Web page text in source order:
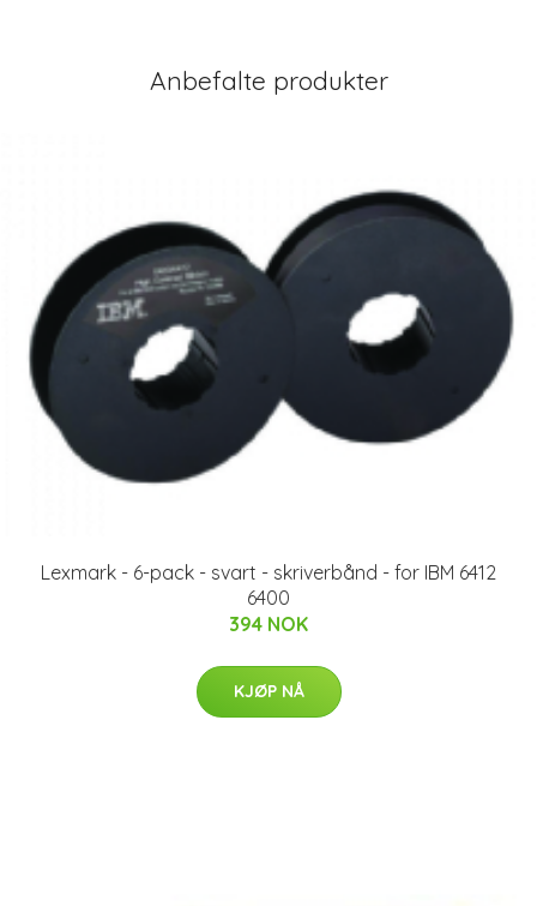
Anbefalte produkter
Lexmark - 6-pack - svart - skriverbånd - for IBM 6412
6400
394 NOK
KJØP NÅ